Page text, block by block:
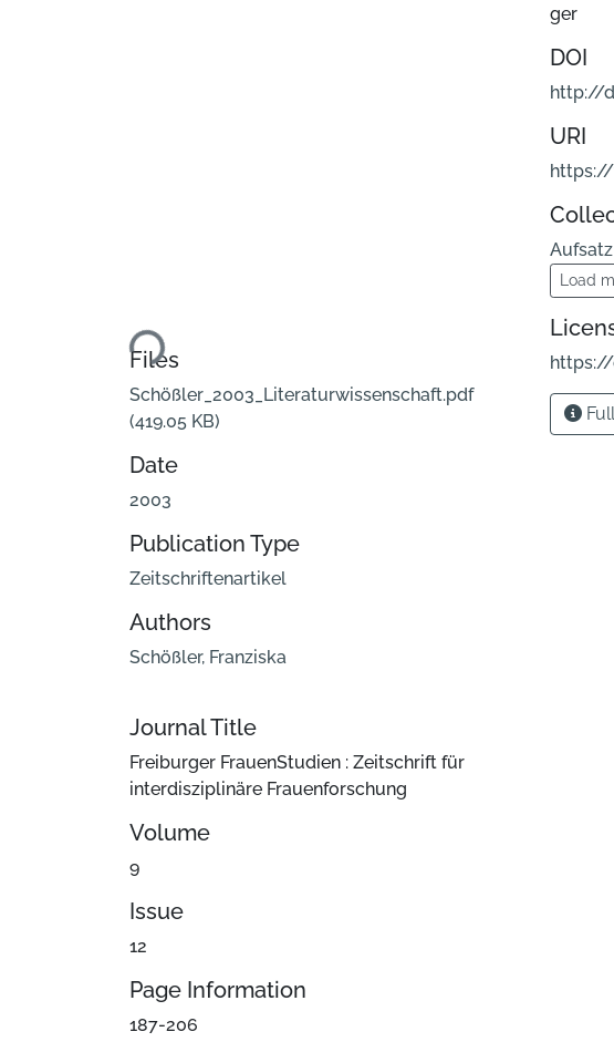
Loading...
Files
Schößler_2003_Literaturwissenschaft.pdf
(419.05 KB)
Date
2003
Publication Type
Zeitschriftenartikel
Authors
Schößler, Franziska
Journal Title
Freiburger FrauenStudien : Zeitschrift für
interdisziplinäre Frauenforschung
Volume
9
Issue
12
Page Information
187-206
ger
DOI
http://
URI
https://
Load